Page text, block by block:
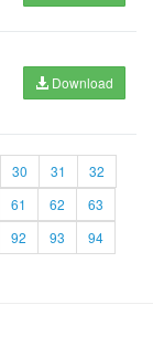
Download
30 31
32
61 62
63
92 93
94